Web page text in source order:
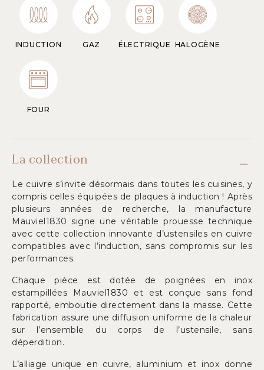
INDUCTION GAZ ÉLECTRIQUE HALOGÈNE
FOUR
La collection
Le cuivre s’invite désormais dans toutes les cuisines, y
compris celles équipées de plaques à induction ! Après
plusieurs années de recherche, la manufacture
Mauviel1830 signe une véritable prouesse technique
avec cette collection innovante d’ustensiles en cuivre
compatibles avec l’induction, sans compromis sur les
performances.
Chaque pièce est dotée de poignées en inox
estampillées Mauviel1830 et est conçue sans fond
rapporté, emboutie directement dans la masse. Cette
fabrication assure une diffusion uniforme de la chaleur
sur l’ensemble du corps de l’ustensile, sans
déperdition.
L’alliage unique en cuivre, aluminium et inox donne